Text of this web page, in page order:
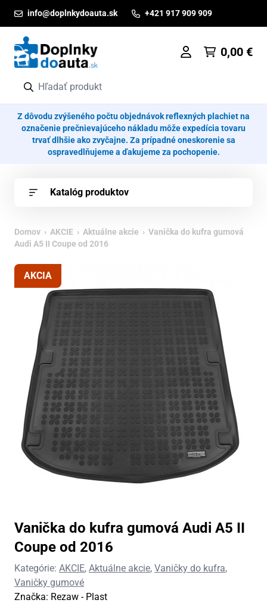
info@doplnkydoauta.sk +421 917 909 909
0,00 €
Z dôvodu zvýšeného počtu objednávok reflexných plachiet na
označenie prečnievajúceho nákladu môže expedícia tovaru
trvať dlhšie ako zvyčajne. Za prípadné oneskorenie sa
ospravedlňujeme a ďakujeme za pochopenie.
Katalóg produktov
Domov › AKCIE › Aktuálne akcie › Vanička do kufra gumová
Audi A5 II Coupe od 2016
AKCIA
Vanička do kufra gumová Audi A5 II
Coupe od 2016
Kategórie: AKCIE, Aktuálne akcie, Vaničky do kufra,
Vaničky gumové
Značka: Rezaw - Plast